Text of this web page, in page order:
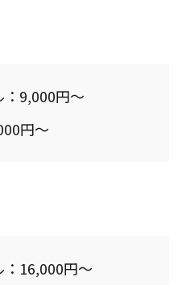
9,000円～
円～
16,000円～